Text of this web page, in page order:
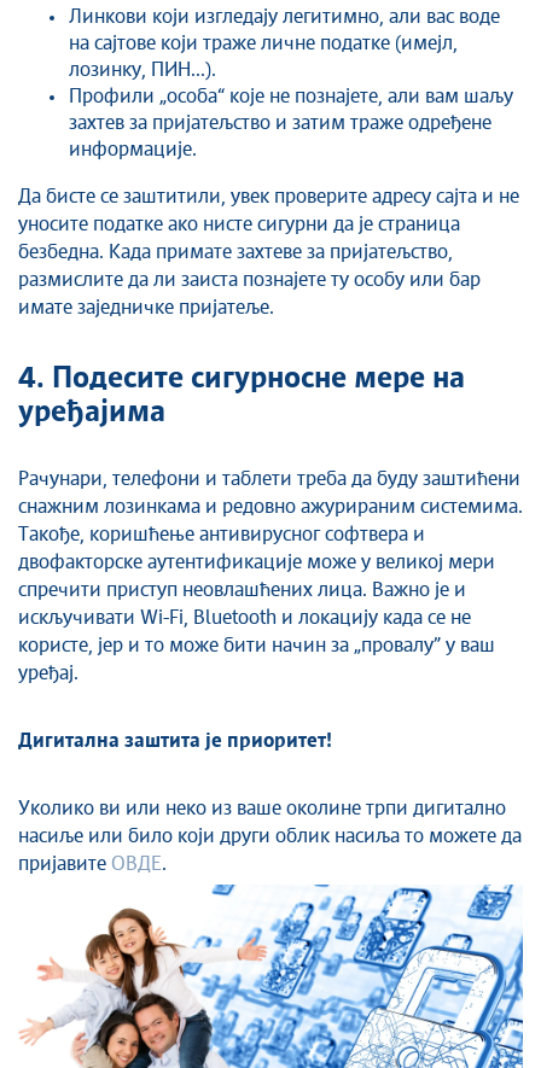
Линкови који изгледају легитимно, али вас воде
на сајтове који траже личне податке (имејл,
лозинку, ПИН...).
Профили „особа“ које не познајете, али вам шаљу
захтев за пријатељство и затим траже одређене
информације.
Да бисте се заштитили, увек проверите адресу сајта и не
уносите податке ако нисте сигурни да је страница
безбедна. Када примате захтеве за пријатељство,
размислите да ли заиста познајете ту особу или бар
имате заједничке пријатеље.
4. Подесите сигурносне мере на
уређајима
Рачунари, телефони и таблети треба да буду заштићени
снажним лозинкама и редовно ажурираним системима.
Такође, коришћење антивирусног софтвера и
двофакторске аутентификације може у великој мери
спречити приступ неовлашћених лица. Важно је и
искључивати Wi-Fi, Bluetooth и локацију када се не
користе, јер и то може бити начин за „провалу” у ваш
уређај.
Дигитална заштита је приоритет!
Уколико ви или неко из ваше околине трпи дигитално
насиље или било који други облик насиља то можете да
пријавите ОВДЕ.